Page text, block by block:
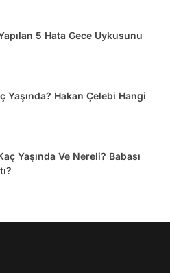
5 Hata Gece Uykusunu
Yaşında? Hakan Çelebi Hangi
Yaşında Ve Nereli? Babası